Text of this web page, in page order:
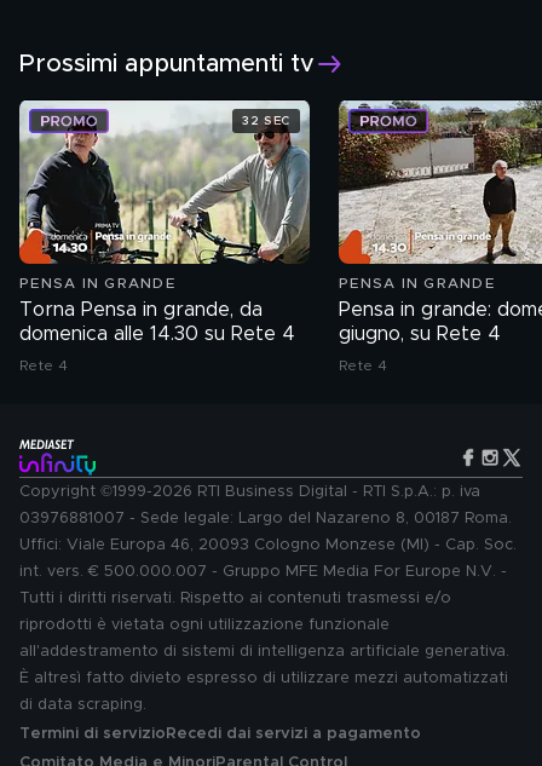
Prossimi appuntamenti tv
PENSA IN GRANDE
Torna Pensa in grande, da
domenica alle 14.30 su Rete 4
Rete 4
32 SEC
PENSA IN GRANDE
Pensa in grande:
giugno, su Rete 4
Rete 4
Copyright ©1999-2026 RTI Business Digital - RTI S.p.A.: p. iva
03976881007 - Sede legale: Largo del Nazareno 8, 00187 Roma.
Uffici: Viale Europa 46, 20093 Cologno Monzese (MI) - Cap. Soc.
int. vers. € 500.000.007 - Gruppo MFE Media For Europe N.V. -
Tutti i diritti riservati. Rispetto ai contenuti trasmessi e/o
riprodotti è vietata ogni utilizzazione funzionale
all'addestramento di sistemi di intelligenza artificiale generativa.
È altresì fatto divieto espresso di utilizzare mezzi automatizzati
di data scraping.
Termini di servizio Recedi dai servizi a pagamento